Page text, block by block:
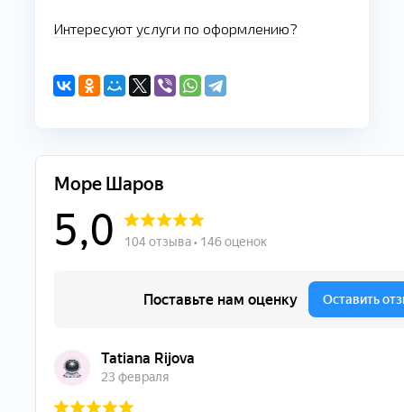
Интересуют услуги по оформлению?